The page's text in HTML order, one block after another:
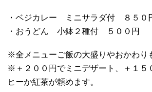
・ベジカレー ミニサラダ付 ８５０
・おうどん 小鉢２種付 ５００円
※全メニューご飯の大盛りやおかわり
※＋２００円でミニデザート、＋１５
ヒーか紅茶が頼めます。